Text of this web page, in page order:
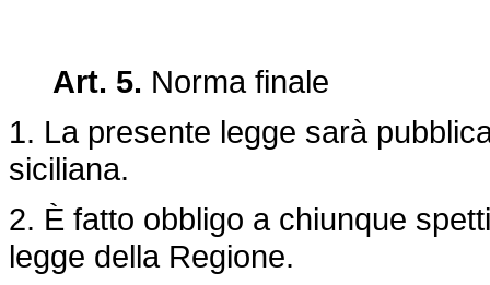
Art. 5. Norma finale
1. La presente legge sarà
siciliana.
2. È fatto obbligo a chiunque
legge della Regione.